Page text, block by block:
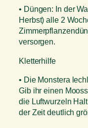
• Düngen: In der
Herbst) alle 2
versorgen.
Kletterhilfe
• Die Monstera
Gib ihr einen
die Luftwurzeln
der Zeit deutlich